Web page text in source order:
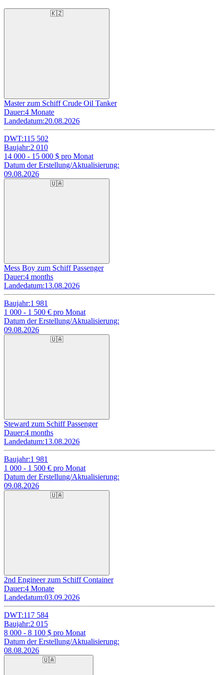
🇰🇿
Master zum Schiff Crude Oil Tanker
Dauer:4 Monate
Landedatum:20.08.2026
DWT:115 502
Baujahr:2 010
14 000 - 15 000 $ pro Monat
Datum der Erstellung/Aktualisierung:
09.08.2026
🇺🇦
Mess Boy zum Schiff Passenger
Dauer:4 months
Landedatum:13.08.2026
Baujahr:1 981
1 000 - 1 500 € pro Monat
Datum der Erstellung/Aktualisierung:
09.08.2026
🇺🇦
Steward zum Schiff Passenger
Dauer:4 months
Landedatum:13.08.2026
Baujahr:1 981
1 000 - 1 500 € pro Monat
Datum der Erstellung/Aktualisierung:
09.08.2026
🇺🇦
2nd Engineer zum Schiff Container
Dauer:4 Monate
Landedatum:03.09.2026
DWT:117 584
Baujahr:2 015
8 000 - 8 100 $ pro Monat
Datum der Erstellung/Aktualisierung:
08.08.2026
🇺🇦